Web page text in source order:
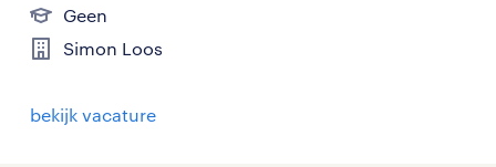
Geen
Simon Loos
bekijk vacature